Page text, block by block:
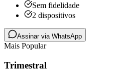
Sem fidelidade
2 dispositivos
Assinar via WhatsApp
Mais Popular
Trimestral